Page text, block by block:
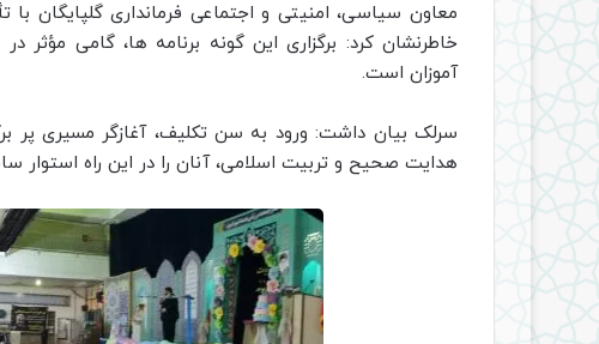
معاون سیاسی، امنیتی و اجتماعی فرمانداری گلپایگان با
خاطرنشان کرد: برگزاری این گونه برنامه ها، گامی
آموزان است.
سرلک بیان داشت: ورود به سن تکلیف، آغازگر مسیری پر
هدایت صحیح و تربیت اسلامی، آنان را در این راه استوار